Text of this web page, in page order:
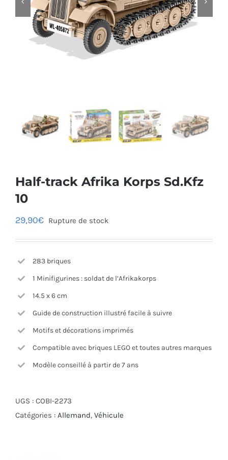
 
Half-track Afrika Korps Sd.Kfz
10
29,90€ Rupture de stock
283 briques
1 Minifigurines : soldat de l’Afrikakorps
14.5 x 6 cm
Guide de construction illustré facile à suivre
Motifs et décorations imprimés
Compatible avec briques LEGO et toutes autres marques
Modèle conseillé à partir de 7 ans
UGS : COBI-2273
Catégories : Allemand, Véhicule